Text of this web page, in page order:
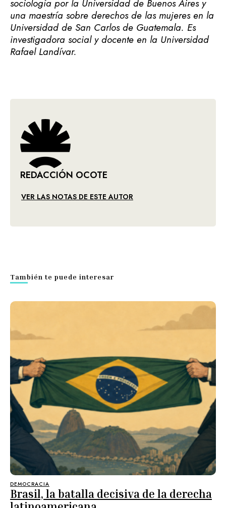
sociología por la Universidad de Buenos Aires y
una maestría sobre derechos de las mujeres en la
Universidad de San Carlos de Guatemala. Es
investigadora social y docente en la Universidad
Rafael Landívar.
REDACCIÓN OCOTE
VER LAS NOTAS DE ESTE AUTOR
También te puede interesar
DEMOCRACIA
Brasil, la batalla decisiva de la derecha